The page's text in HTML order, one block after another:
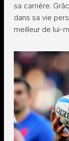
sa carrière.
dans sa vie
meilleur de lui-